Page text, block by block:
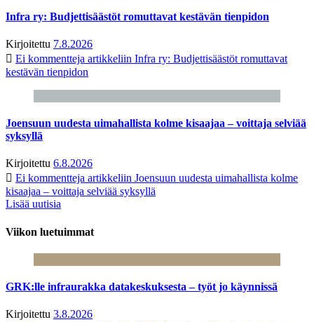
Infra ry: Budjettisäästöt romuttavat kestävän tienpidon
Kirjoitettu 7.8.2026
Ei kommentteja artikkeliin Infra ry: Budjettisäästöt romuttavat
kestävän tienpidon
Joensuun uudesta uimahallista kolme kisaajaa – voittaja selviää
syksyllä
Kirjoitettu 6.8.2026
Ei kommentteja artikkeliin Joensuun uudesta uimahallista kolme
kisaajaa – voittaja selviää syksyllä
Lisää uutisia
Viikon luetuimmat
GRK:lle infraurakka datakeskuksesta – työt jo käynnissä
Kirjoitettu 3.8.2026